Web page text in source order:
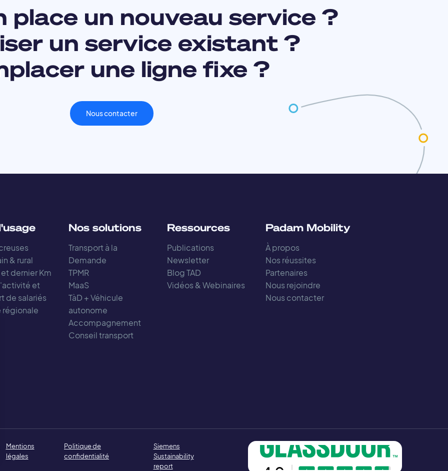
place un nouveau service ?
un service existant ?
une ligne fixe ?
Nous contacter
& rural
dernier Km
et
de salariés
Nos solutions
Transport à la
Demande
TPMR
MaaS
TàD + Véhicule
autonome
Accompagnement
Conseil transport
Ressources
Publications
Newsletter
Blog TAD
Vidéos & Webinaires
Padam Mobility
À propos
Nos réussites
Partenaires
Nous rejoindre
Nous contacter
Mentions
légales
Politique de
confidentialité
Siemens
Sustainability
report